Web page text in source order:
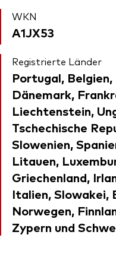
WKN
A1JX53
Registrierte Länder
Portugal,
Dänemark,
Liechtenstein,
Tschechische
Slowenien,
Litauen,
Griechenland,
Italien, Slowakei,
Norwegen,
Zypern und